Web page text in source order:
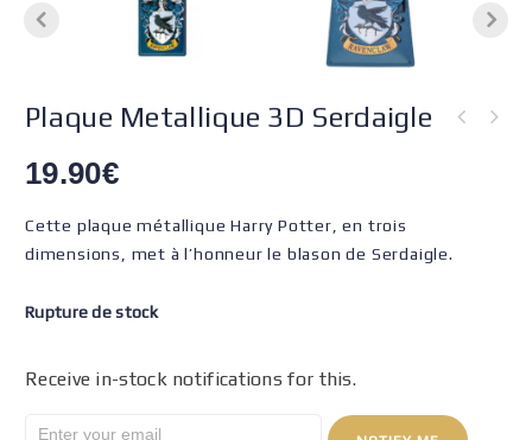
Plaque Metallique 3D Serdaigle
19.90€
Cette plaque métallique Harry Potter, en trois
dimensions, met à l’honneur le blason de Serdaigle.
Rupture de stock
Receive in-stock notifications for this.